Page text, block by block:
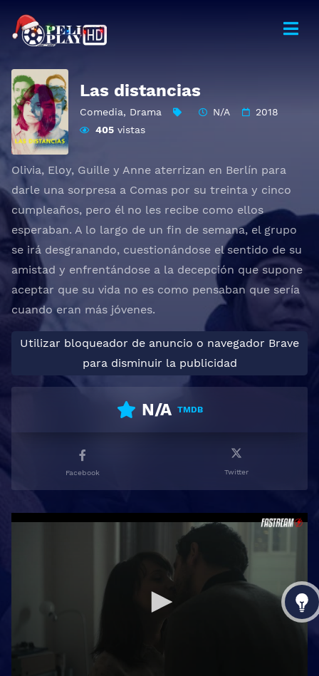
Las distancias
Comedia, Drama N/A
2018
405 vistas
Olivia, Eloy, Guille y Anne aterrizan en Berlín para
darle una sorpresa a Comas por su treinta y cinco
cumpleaños, pero él no les recibe como ellos
esperaban. A lo largo de un fin de semana, el grupo
se irá desgranando, cuestionándose el sentido de su
amistad y enfrentándose a la decepción que supone
aceptar que su vida no es como pensaban que sería
cuando eran más jóvenes.
Utilizar bloqueador de anuncio o navegador Brave
para disminuir la publicidad
N/A TMDB
Facebook Twitter